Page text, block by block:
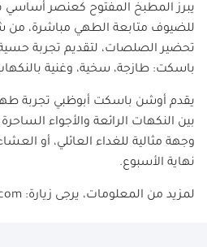
يبرز المطبخ المفتوح كعنصر أساسي
للضيوف متابعة الطهي مباشرة، من
تحضير الصلصات، لتقديم تجربة
باسكت: طازجة، سخية، وغنية
يقدم أوشن باسكت أبوظبي تجربة
بين النكهات الرائعة والأجواء
وجهة مثالية للغداء العائلي، أو
نهاية الأسبوع.
لمزيد من المعلومات، يرجى زيارة: dubai.oceanbasket.com